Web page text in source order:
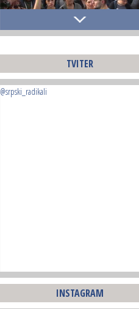
TVITER
@srpski_radikali
INSTAGRAM